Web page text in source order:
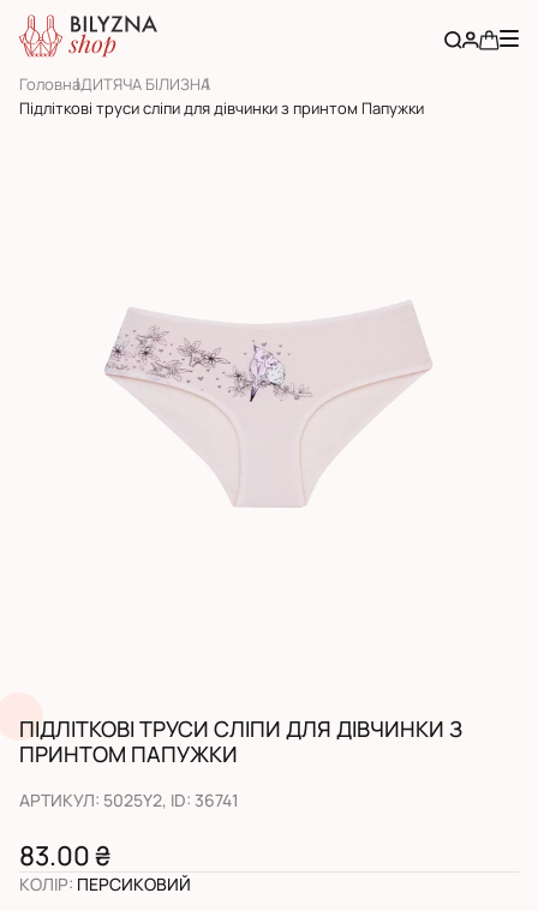
ГоловнаДИТЯЧА БІЛИЗНА
Підліткові труси сліпи для дівчинки з принтом Папужки
ПІДЛІТКОВІ ТРУСИ СЛІПИ ДЛЯ ДІВЧИНКИ З
ПРИНТОМ ПАПУЖКИ
АРТИКУЛ: 5025Y2, ID: 36741
83.00 ₴
КОЛІР: ПЕРСИКОВИЙ